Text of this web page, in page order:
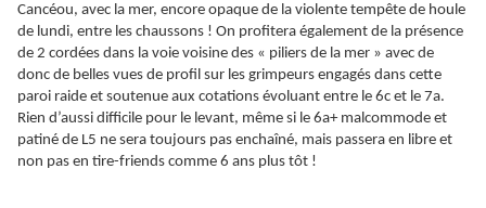
Cancéou, avec la mer, encore opaque de la violente tempête de houle
de lundi, entre les chaussons ! On profitera également de la présence
de 2 cordées dans la voie voisine des « piliers de la mer » avec de
donc de belles vues de profil sur les grimpeurs engagés dans cette
paroi raide et soutenue aux cotations évoluant entre le 6c et le 7a.
Rien d’aussi difficile pour le levant, même si le 6a+ malcommode et
patiné de L5 ne sera toujours pas enchaîné, mais passera en libre et
non pas en tire-friends comme 6 ans plus tôt !